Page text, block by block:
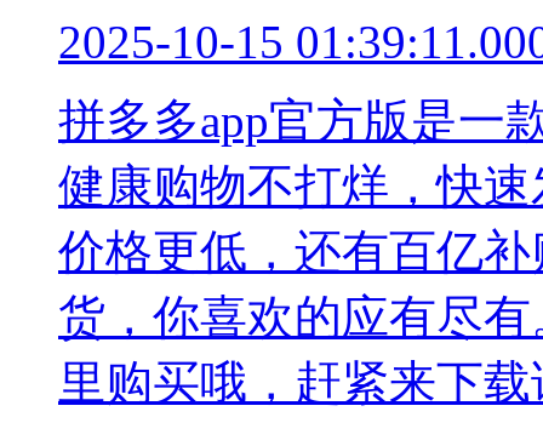
2025-10-15
拼多多app官方版是一
健康购物不打烊，快
价格更低，还有百亿
货，你喜欢的应有尽
里购买哦，赶紧来下